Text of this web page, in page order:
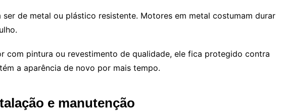
ser de metal ou plástico resistente. Motores em metal costumam durar
com pintura ou revestimento de qualidade, ele fica protegido contra
a aparência de novo por mais tempo.
e manutenção